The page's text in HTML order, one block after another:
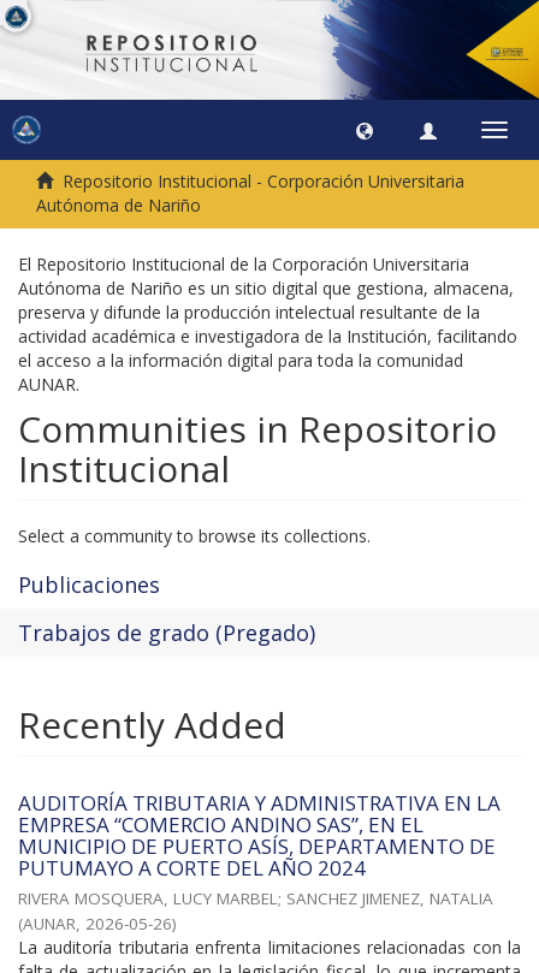
Repositorio Institucional - Corporación Universitaria
Autónoma de Nariño
El Repositorio Institucional de la Corporación Universitaria
Autónoma de Nariño es un sitio digital que gestiona, almacena,
preserva y difunde la producción intelectual resultante de la
actividad académica e investigadora de la Institución, facilitando
el acceso a la información digital para toda la comunidad
AUNAR.
Communities in Repositorio
Institucional
Select a community to browse its collections.
Publicaciones
Trabajos de grado (Pregado)
Recently Added
AUDITORÍA TRIBUTARIA Y ADMINISTRATIVA EN LA
EMPRESA “COMERCIO ANDINO SAS”, EN EL
MUNICIPIO DE PUERTO ASÍS, DEPARTAMENTO DE
PUTUMAYO A CORTE DEL AÑO 2024
RIVERA MOSQUERA, LUCY MARBEL; SANCHEZ JIMENEZ, NATALIA
(AUNAR, 2026-05-26)
La auditoría tributaria enfrenta limitaciones relacionadas con la